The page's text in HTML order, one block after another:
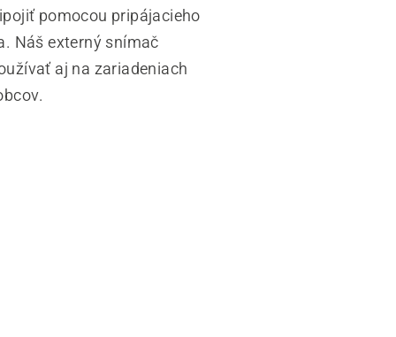
pomocou pripájacieho
Náš externý snímač
aj na zariadeniach